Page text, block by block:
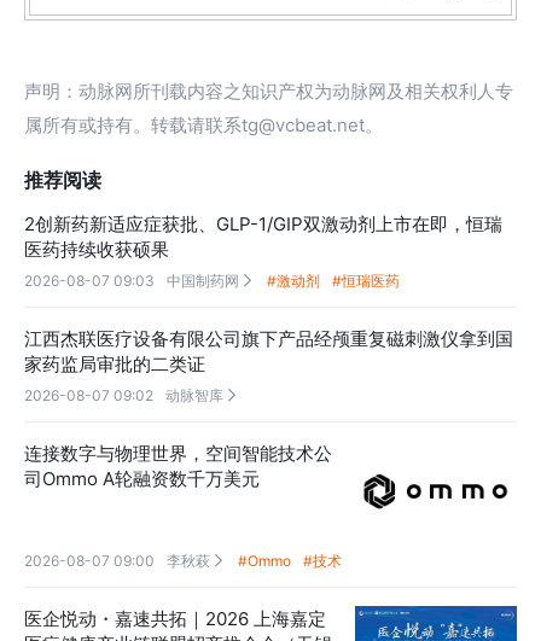
声明：动脉网所刊载内容之知识产权为动脉网及相关权利人专
属所有或持有。转载请联系tg@vcbeat.net。
推荐阅读
2创新药新适应症获批、GLP-1/GIP双激动剂上市在即，恒瑞
医药持续收获硕果
2026-08-07 09:03 中国制药网  #激动剂 #恒瑞医药
江西杰联医疗设备有限公司旗下产品经颅重复磁刺激仪拿到国
家药监局审批的二类证
2026-08-07 09:02 动脉智库 
连接数字与物理世界，空间智能技术公
司Ommo A轮融资数千万美元
2026-08-07 09:00 李秋萩  #Ommo #技术
医企悦动・嘉速共拓｜2026 上海嘉定